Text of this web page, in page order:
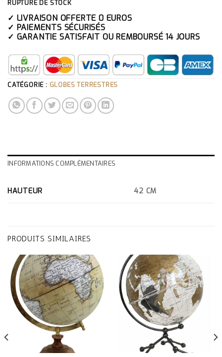
RUPTURE DE STOCK
✓ LIVRAISON OFFERTE 0 EUROS
✓ PAIEMENTS SÉCURISÉS
✓ GARANTIE SATISFAIT OU REMBOURSÉ 14 JOURS
CATÉGORIE : GLOBES TERRESTRES
INFORMATIONS COMPLÉMENTAIRES
HAUTEUR 42 CM
PRODUITS SIMILAIRES